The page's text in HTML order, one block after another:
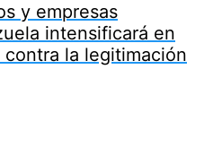
y empresas
intensificará en
la legitimación